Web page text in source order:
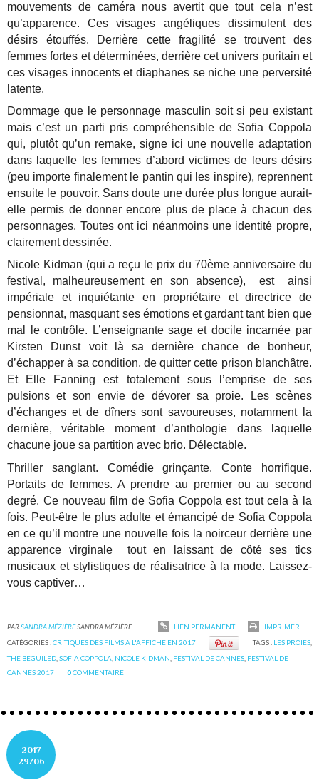
mouvements de caméra nous avertit que tout cela n’est
qu’apparence. Ces visages angéliques dissimulent des
désirs étouffés. Derrière cette fragilité se trouvent des
femmes fortes et déterminées, derrière cet univers puritain et
ces visages innocents et diaphanes se niche une perversité
latente.
Dommage que le personnage masculin soit si peu existant
mais c’est un parti pris compréhensible de Sofia Coppola
qui, plutôt qu’un remake, signe ici une nouvelle adaptation
dans laquelle les femmes d’abord victimes de leurs désirs
(peu importe finalement le pantin qui les inspire), reprennent
ensuite le pouvoir. Sans doute une durée plus longue aurait-
elle permis de donner encore plus de place à chacun des
personnages. Toutes ont ici néanmoins une identité propre,
clairement dessinée.
Nicole Kidman (qui a reçu le prix du 70ème anniversaire du
festival, malheureusement en son absence), est ainsi
impériale et inquiétante en propriétaire et directrice de
pensionnat, masquant ses émotions et gardant tant bien que
mal le contrôle. L’enseignante sage et docile incarnée par
Kirsten Dunst voit là sa dernière chance de bonheur,
d’échapper à sa condition, de quitter cette prison blanchâtre.
Et Elle Fanning est totalement sous l’emprise de ses
pulsions et son envie de dévorer sa proie. Les scènes
d’échanges et de dîners sont savoureuses, notamment la
dernière, véritable moment d’anthologie dans laquelle
chacune joue sa partition avec brio. Délectable.
Thriller sanglant. Comédie grinçante. Conte horrifique.
Portaits de femmes. A prendre au premier ou au second
degré. Ce nouveau film de Sofia Coppola est tout cela à la
fois. Peut-être le plus adulte et émancipé de Sofia Coppola
en ce qu’il montre une nouvelle fois la noirceur derrière une
apparence virginale tout en laissant de côté ses tics
musicaux et stylistiques de réalisatrice à la mode. Laissez-
vous captiver…
PARSANDRA MÉZIÈRESANDRA MÉZIÈRE LIEN PERMANENT
IMPRIMER
CATÉGORIES :CRITIQUES DES FILMS A L'AFFICHE EN 2017 TAGS : LES PROIES,
THE BEGUILED ,SOFIA COPPOLA NICOLE KIDMAN FESTIVAL DE CANNES FESTIVAL DE
CANNES 2017
0COMMENTAIRE
2017
29/06